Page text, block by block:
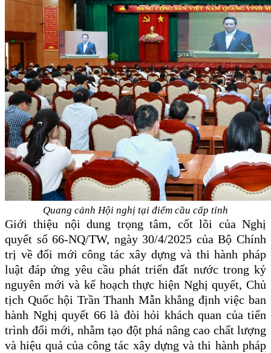
Quang cảnh Hội nghị tại điểm cầu cấp tỉnh
Giới thiệu nội dung trọng tâm, cốt lõi của Nghị
quyết số 66-NQ/TW, ngày 30/4/2025 của Bộ Chính
trị về đổi mới công tác xây dựng và thi hành pháp
luật đáp ứng yêu cầu phát triển đất nước trong kỷ
nguyên mới và kế hoạch thực hiện Nghị quyết, Chủ
tịch Quốc hội Trần Thanh Mẫnkhẳng định việc ban
hành Nghị quyết 66 là đòi hỏi khách quan của tiến
trình đổi mới, nhằm tạo đột phá nâng cao chất lượng
và hiệu quả của công tác xây dựng và thi hành pháp